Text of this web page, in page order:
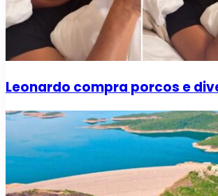
Leonardo compra porcos e